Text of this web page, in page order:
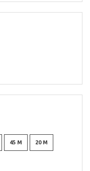
45 М 20 М